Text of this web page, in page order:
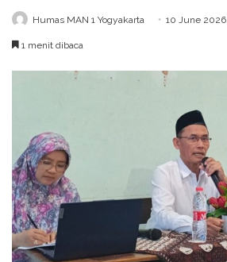
Humas MAN 1 Yogyakarta 10 June 2026
1 menit dibaca